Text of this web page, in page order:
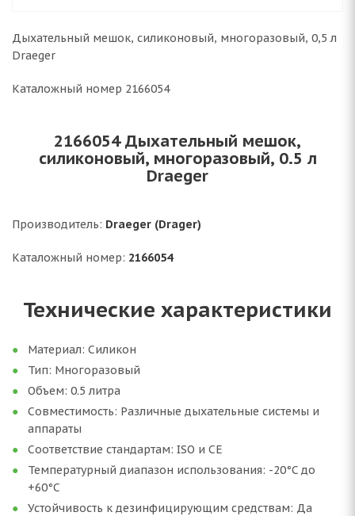
Дыхательный мешок, силиконовый, многоразовый, 0,5 л
Draeger
Каталожный номер 2166054
2166054 Дыхательный мешок,
силиконовый, многоразовый, 0.5 л
Draeger
Производитель: Draeger (Drager)
Каталожный номер: 2166054
Технические характеристики
Материал: Силикон
Тип: Многоразовый
Объем: 0.5 литра
Совместимость: Различные дыхательные системы и
аппараты
Соответствие стандартам: ISO и CE
Температурный диапазон использования: -20°C до
+60°C
Устойчивость к дезинфицирующим средствам: Да